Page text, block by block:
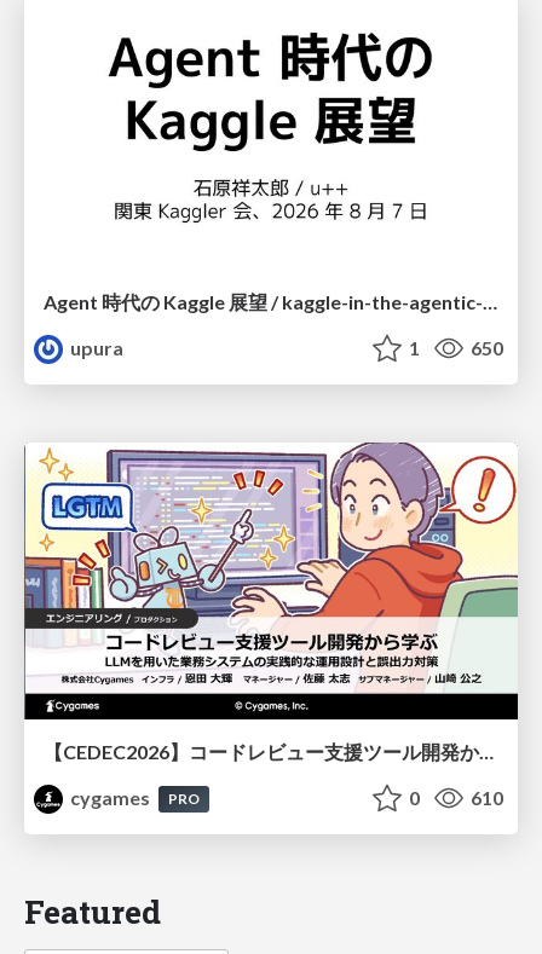
upura
1 650
【CEDEC2026】コードレビュー支援ツール開発から学ぶ：LLMを用いた業務システムの実践的な運用設計と誤出力対策
cygames
PRO 0 610
Featured